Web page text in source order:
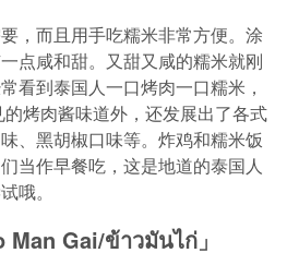
，而且用手吃糯米非常方便。涂
点咸和甜。又甜又咸的糯米就刚
看到泰国人一口烤肉一口糯米，
烤肉酱味道外，还发展出了各式
、黑胡椒口味等。炸鸡和糯米饭
当作早餐吃，这是地道的泰国人
哦。
Man Gai/ข้าวมันไก่」